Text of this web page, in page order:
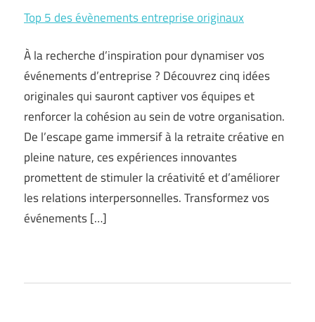
Top 5 des évènements entreprise originaux
À la recherche d’inspiration pour dynamiser vos
événements d’entreprise ? Découvrez cinq idées
originales qui sauront captiver vos équipes et
renforcer la cohésion au sein de votre organisation.
De l’escape game immersif à la retraite créative en
pleine nature, ces expériences innovantes
promettent de stimuler la créativité et d’améliorer
les relations interpersonnelles. Transformez vos
événements […]